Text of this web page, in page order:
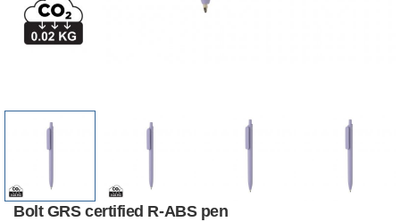
Bolt GRS certified R-ABS pen